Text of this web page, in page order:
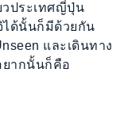
วประเทศญี่ปุ่น
ได้นั้นก็มีด้วยกัน
และเดินทาง
ยากนั้นก็คือ